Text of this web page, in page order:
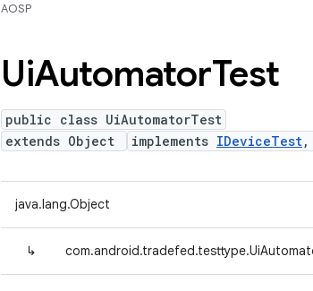
AOSP
UiAutomatorTest
public class UiAutomatorTest
extends Object
implements IDeviceTest,
java.lang.Object
↳